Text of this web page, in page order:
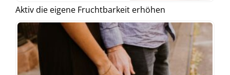
Aktiv die eigene Fruchtbarkeit erhöhen